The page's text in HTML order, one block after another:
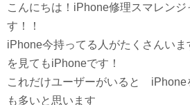
こんにちは！iPhone修理スマレン
す！！
iPhone今持ってる人がたくさんい
を見てもiPhoneです！
これだけユーザーがいると iPhone
も多いと思います